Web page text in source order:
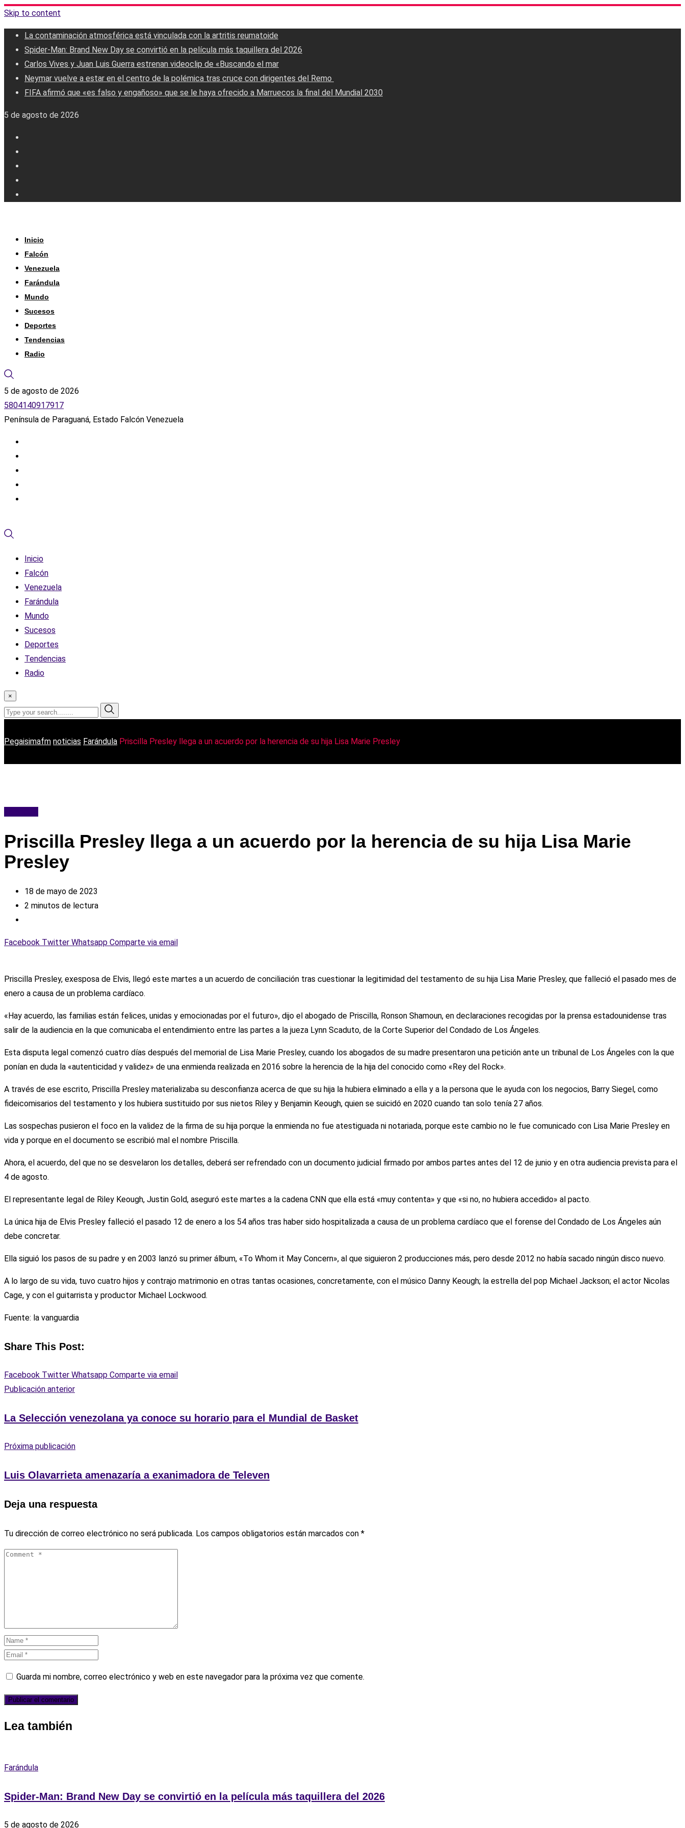
Skip to content
La contaminación atmosférica está vinculada con la artritis reumatoide
Spider-Man: Brand New Day se convirtió en la película más taquillera del 2026
Carlos Vives y Juan Luis Guerra estrenan videoclip de «Buscando el mar
Neymar vuelve a estar en el centro de la polémica tras cruce con dirigentes del Remo ‎
FIFA afirmó que «es falso y engañoso» que se le haya ofrecido a Marruecos la final del Mundial 2030
5 de agosto de 2026
Inicio
Falcón
Venezuela
Farándula
Mundo
Sucesos
Deportes
Tendencias
Radio
5 de agosto de 2026
5804140917917
Península de Paraguaná, Estado Falcón Venezuela
Inicio
Falcón
Venezuela
Farándula
Mundo
Sucesos
Deportes
Tendencias
Radio
×
Pegaisimafm noticias Farándula Priscilla Presley llega a un acuerdo por la herencia de su hija Lisa Marie Presley
Priscilla Presley llega a un acuerdo por la herencia de su hija Lisa Marie
Presley
18 de mayo de 2023
2 minutos de lectura
Facebook Twitter Whatsapp Comparte via email
Priscilla Presley, exesposa de Elvis, llegó este martes a un acuerdo de conciliación tras cuestionar la legitimidad del testamento de su hija Lisa Marie Presley, que falleció el pasado mes de
enero a causa de un problema cardíaco.
«Hay acuerdo, las familias están felices, unidas y emocionadas por el futuro», dijo el abogado de Priscilla, Ronson Shamoun, en declaraciones recogidas por la prensa estadounidense tras
salir de la audiencia en la que comunicaba el entendimiento entre las partes a la jueza Lynn Scaduto, de la Corte Superior del Condado de Los Ángeles.
Esta disputa legal comenzó cuatro días después del memorial de Lisa Marie Presley, cuando los abogados de su madre presentaron una petición ante un tribunal de Los Ángeles con la que
ponían en duda la «autenticidad y validez» de una enmienda realizada en 2016 sobre la herencia de la hija del conocido como «Rey del Rock».
A través de ese escrito, Priscilla Presley materializaba su desconfianza acerca de que su hija la hubiera eliminado a ella y a la persona que le ayuda con los negocios, Barry Siegel, como
fideicomisarios del testamento y los hubiera sustituido por sus nietos Riley y Benjamin Keough, quien se suicidó en 2020 cuando tan solo tenía 27 años.
Las sospechas pusieron el foco en la validez de la firma de su hija porque la enmienda no fue atestiguada ni notariada, porque este cambio no le fue comunicado con Lisa Marie Presley en
vida y porque en el documento se escribió mal el nombre Priscilla.
Ahora, el acuerdo, del que no se desvelaron los detalles, deberá ser refrendado con un documento judicial firmado por ambos partes antes del 12 de junio y en otra audiencia prevista para el
4 de agosto.
El representante legal de Riley Keough, Justin Gold, aseguró este martes a la cadena CNN que ella está «muy contenta» y que «si no, no hubiera accedido» al pacto.
La única hija de Elvis Presley falleció el pasado 12 de enero a los 54 años tras haber sido hospitalizada a causa de un problema cardíaco que el forense del Condado de Los Ángeles aún
debe concretar.
Ella siguió los pasos de su padre y en 2003 lanzó su primer álbum, «To Whom it May Concern», al que siguieron 2 producciones más, pero desde 2012 no había sacado ningún disco nuevo.
A lo largo de su vida, tuvo cuatro hijos y contrajo matrimonio en otras tantas ocasiones, concretamente, con el músico Danny Keough; la estrella del pop Michael Jackson; el actor Nicolas
Cage, y con el guitarrista y productor Michael Lockwood.
Fuente: la vanguardia
Share This Post:
Facebook Twitter Whatsapp Comparte via email
Publicación anterior
La Selección venezolana ya conoce su horario para el Mundial de Basket
Próxima publicación
Luis Olavarrieta amenazaría a exanimadora de Televen
Deja una respuesta
Tu dirección de correo electrónico no será publicada. Los campos obligatorios están marcados con *
Guarda mi nombre, correo electrónico y web en este navegador para la próxima vez que comente.
Lea también
Farándula
Spider-Man: Brand New Day se convirtió en la película más taquillera del 2026
5 de agosto de 2026